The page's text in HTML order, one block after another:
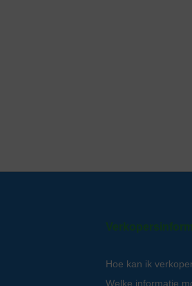
Hoe kan ik
Welke informatie